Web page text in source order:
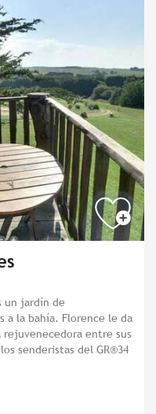
un jardín de
a la bahía. Florence le da
rejuvenecedora entre sus
senderistas del GR®34